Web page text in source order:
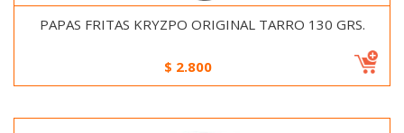
PAPAS FRITAS KRYZPO ORIGINAL TARRO 130 GRS.
$ 2.800